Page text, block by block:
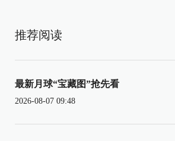
推荐阅读
最新月球“宝藏图”抢先看
2026-08-07 09:48